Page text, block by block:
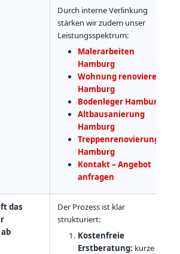
Durch interne Verlinkung
stärken wir zudem unser
Leistungsspektrum:
Malerarbeiten
Hamburg
Wohnung renovieren
Hamburg
Bodenleger Hamburg
Altbausanierung
Hamburg
Treppenrenovierung
Hamburg
Kontakt – Angebot
anfragen
das
Der Prozess ist klar
strukturiert:
Kostenfreie
Erstberatung: kurze